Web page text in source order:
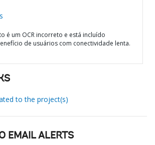
é um OCR incorreto e está incluído
de usuários com conectividade lenta.
to the project(s)
EMAIL ALERTS